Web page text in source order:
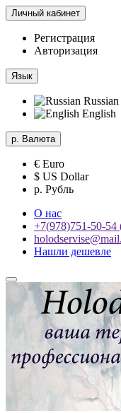
Личный кабинет
Регистрация
Авторизация
Язык
Russian
English
р. Валюта
€ Euro
$ US Dollar
р. Рубль
О нас
+7(978)751-50-54
Нашли дешевле